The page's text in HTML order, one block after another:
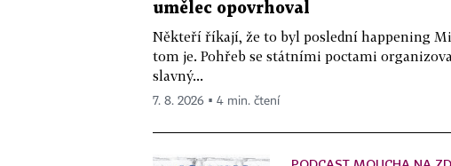
umělec opovrhoval
Někteří říkají, že to byl poslední happening
tom je. Pohřeb se státními poctami
slavný...
7. 8. 2026 ▪ 4 min. čtení